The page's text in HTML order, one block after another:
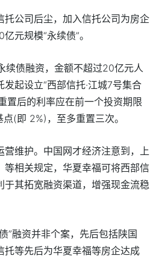
公司后尘，加入信托公司为房企
元规模“永续债”。
续债融资，金额不超过20亿元人
起设立“西部信托·江城7号集合
置后的利率应在前一个投资期限
(即 2%)，至多重置三次。
维护。中国网才经济注意到，上
相关规定，华夏幸福可将西部信
其拓宽融资渠道，增强现金流稳
”融资并非个案，先后包括陕国
等先后为华夏幸福等房企达成